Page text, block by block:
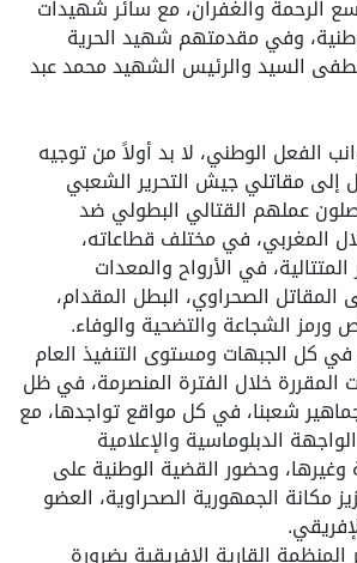
الرحمة والغفران، مع سائر شهيدات
وفي مقدمتهم شهيد الحرية
السيد والرئيس الشهيد محمد عبد
الفعل الوطني، لا بد أولاً من توجيه
إلى مقاتلي جيش التحرير الشعبي
عملهم القتالي البطولي ضد
المغربي، في مختلف قطاعاته،
في الأرواح والمعدات
المقاتل الصحراوي، البطل المقدام،
ورمز الشجاعة والتضحية والوفاء.
كل الجبهات ومستوى التنفيذ العام
المقررة خلال الفترة المنصرمة، في ظل
شعبنا، في كل مواقع تواجدها، مع
الدبلوماسية والإعلامية
وغيرها، وحضور القضية الوطنية على
مكانة الجمهورية الصحراوية، العضو
القارية الإفريقية بضرورة